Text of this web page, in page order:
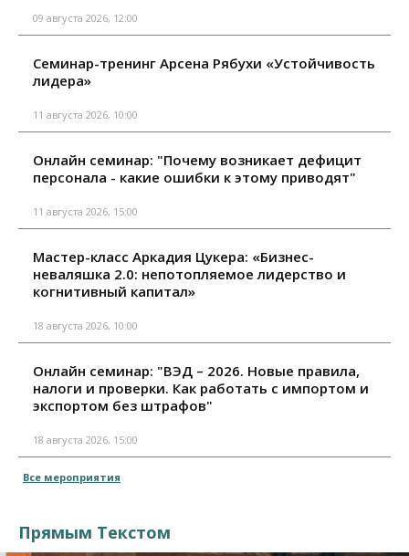
09 августа 2026, 12:00
Семинар-тренинг Арсена Рябухи «Устойчивость
лидера»
11 августа 2026, 10:00
Онлайн семинар: "Почему возникает дефицит
персонала - какие ошибки к этому приводят"
11 августа 2026, 15:00
Мастер-класс Аркадия Цукера: «Бизнес-
неваляшка 2.0: непотопляемое лидерство и
когнитивный капитал»
18 августа 2026, 10:00
Онлайн семинар: "ВЭД – 2026. Новые правила,
налоги и проверки. Как работать с импортом и
экспортом без штрафов"
18 августа 2026, 15:00
Все мероприятия
Прямым Текстом